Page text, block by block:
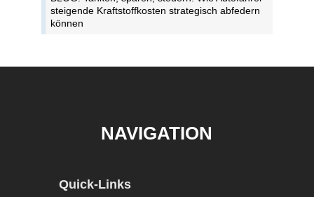
steigende Kraftstoffkosten strategisch abfedern
können
NAVIGATION
Quick-Links